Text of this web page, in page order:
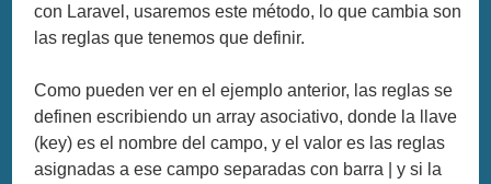
con Laravel, usaremos este método, lo que cambia son
las reglas que tenemos que definir.
Como pueden ver en el ejemplo anterior, las reglas se
definen escribiendo un array asociativo, donde la llave
(key) es el nombre del campo, y el valor es las reglas
asignadas a ese campo separadas con barra | y si la